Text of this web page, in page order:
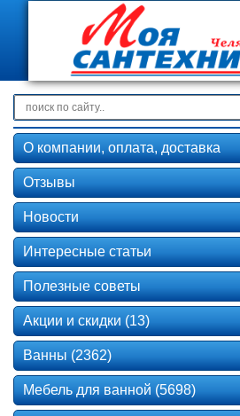
О компании, оплата, доставка
Отзывы
Новости
Интересные статьи
Полезные советы
Акции и скидки (13)
Ванны (2362)
Мебель для ванной (5698)